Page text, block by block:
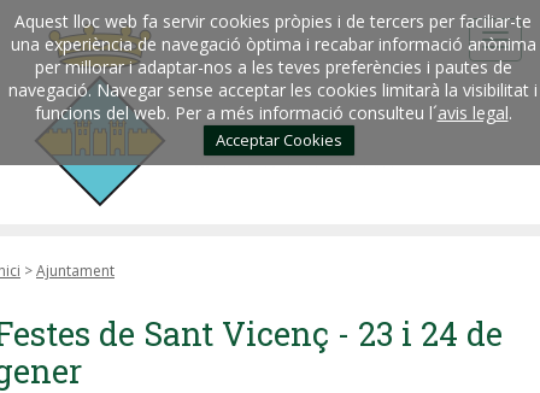
Aquest lloc web fa servir cookies pròpies i de tercers per faciliar-te
una experiència de navegació òptima i recabar informació anònima
per millorar i adaptar-nos a les teves preferències i pautes de
navegació. Navegar sense acceptar les cookies limitarà la visibilitat i
funcions del web. Per a més informació consulteu l´avis legal.
Acceptar Cookies
>Ajuntament
de Sant Vicenç - 23 i 24 de